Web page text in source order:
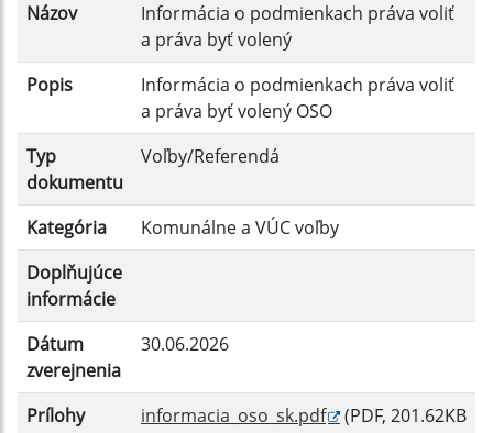
Dátum zverejnenia do:
Filtrovať Reset
Názov
Informácia o podmienkach práva voliť
a práva byť volený
Popis
Informácia o podmienkach práva voliť
a práva byť volený OSO
Typ
dokumentu
Voľby/Referendá
Kategória
Komunálne a VÚC voľby
Doplňujúce
informácie
Dátum
zverejnenia
30.06.2026
Prílohy informacia_oso_sk.pdf
(PDF, 201.62KB